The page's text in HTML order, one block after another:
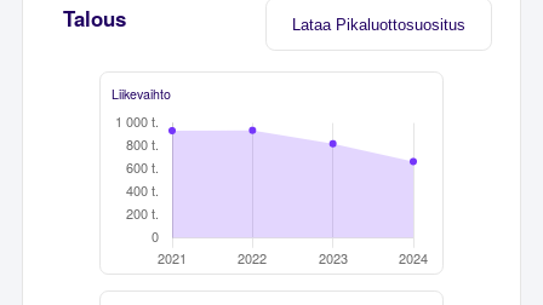
Lataa Pikaluottosuositus
Talous
Liikevaihto